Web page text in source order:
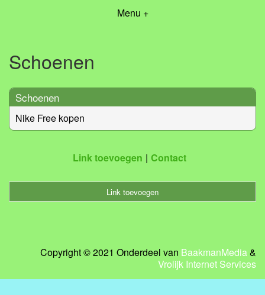
Menu +
Schoenen
Schoenen
Nike Free kopen
Link toevoegen Contact
Link toevoegen
Copyright © 2021 Onderdeel van BaakmanMedia&
Vrolijk Internet Services